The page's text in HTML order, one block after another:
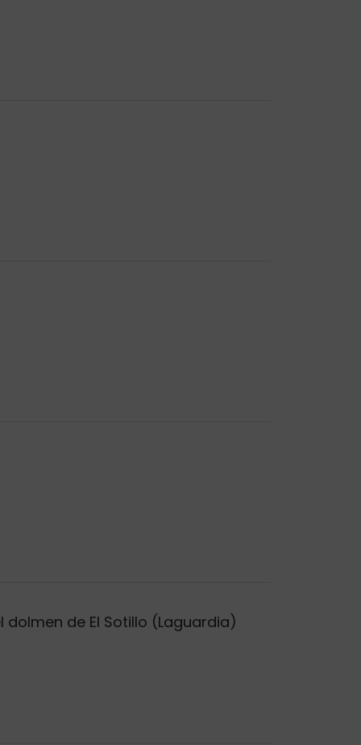
de El Sotillo (Laguardia)